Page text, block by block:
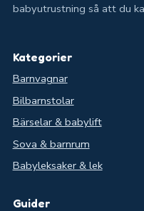
babyutrustning så att du
Kategorier
Barnvagnar
Bilbarnstolar
Bärselar & babylift
Sova & barnrum
Babyleksaker & lek
Guider